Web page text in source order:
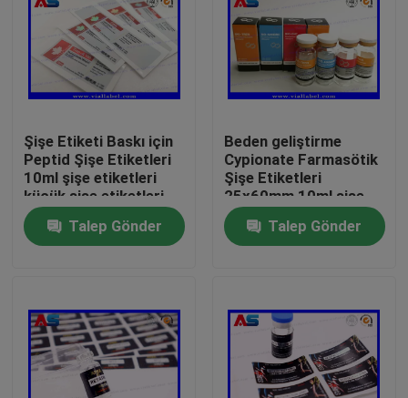
Ürünler
Hakkımızda
Şişe Etiketi Baskı için
Peptid Şişe Etiketleri
10ml şişe etiketleri
küçük şişe etiketleri
Talep Gönder
Beden geliştirme
Cypionate Farmasötik
Şişe Etiketleri
25x60mm 10ml şişe
için ISO sertifikalı
Talep Gönder